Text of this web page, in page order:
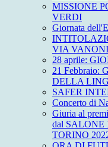
MISSIONE
VERDI
Giornata
VIA VANONI
28 aprile:
21 Febbraio:
DELLA
SAFER
Concerto di
Giuria al
dal
TORINO